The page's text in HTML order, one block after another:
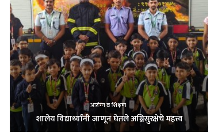
आरोग्य व शिक्षण
शालेय विद्यार्थ्यांनी जाणून घेतले अग्निसुरक्षेचे महत्त्व